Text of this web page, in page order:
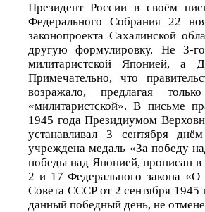
Президент России в своём
Федерального Собрания 22
законопроекта Сахалинской
другую формулировку. Не 3-
милитаристской Японией, а
Примечательно, что
возражало, предлагая
«милитаристской». В письме
1945 года Президиумом
устанавливал 3 сентября
учреждена медаль «За победу
победы над Японией, прописан в
2 и 17 Федерального закона «О
Совета СССР от 2 сентября 1945
данный победный день, не